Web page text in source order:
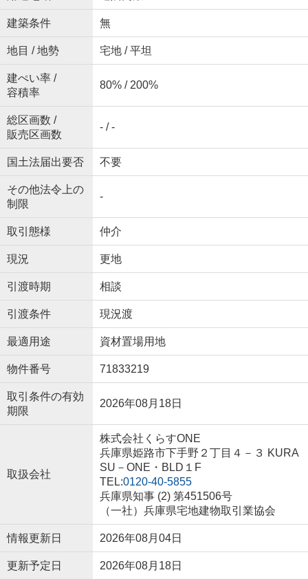
建築条件 無
地目 / 地勢 宅地 / 平坦
建ぺい率 /
容積率
80% / 200%
総区画数 /
販売区画数
- / -
国土法届出要否 不要
その他法令上の
制限
-
取引態様 仲介
現況 更地
引渡時期 相談
引渡条件 現況渡
最適用途 資材置場用地
物件番号 71833219
取引条件の有効
期限
2026年08月18日
取扱会社
株式会社くらすONE
兵庫県姫路市下手野２丁目４－３ KURA
SU－ONE・BLD１F
TEL:0120-40-5855
兵庫県知事 (2) 第451506号
（一社）兵庫県宅地建物取引業協会
情報更新日 2026年08月04日
更新予定日 2026年08月18日